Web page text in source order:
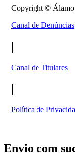
Copyright © Álamo
Canal de Denúncias
|
Canal de Titulares
|
Política de
Envio com